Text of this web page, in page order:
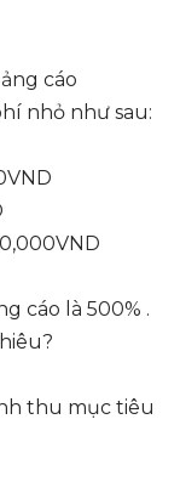
cáo
nhỏ như sau:
cáo là 500% .
thu mục tiêu